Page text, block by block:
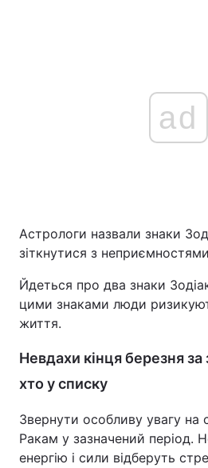
ad
Астрологи назвали знаки
зіткнутися з
Йдеться про два знаки
цими знаками люди
життя.
Невдахи кінця березня
хто у списку
Звернути особливу увагу на
Ракам у зазначений період.
енергію і сили відберуть